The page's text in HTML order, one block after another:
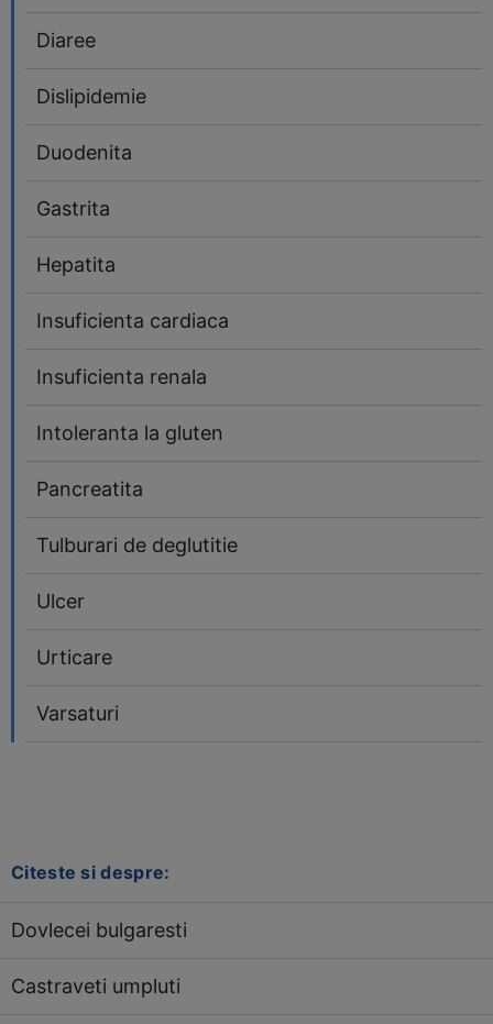
Diaree
Dislipidemie
Duodenita
Gastrita
Hepatita
Insuficienta cardiaca
Insuficienta renala
Intoleranta la gluten
Pancreatita
Tulburari de deglutitie
Ulcer
Urticare
Varsaturi
Citeste si despre:
Dovlecei bulgaresti
Castraveti umpluti